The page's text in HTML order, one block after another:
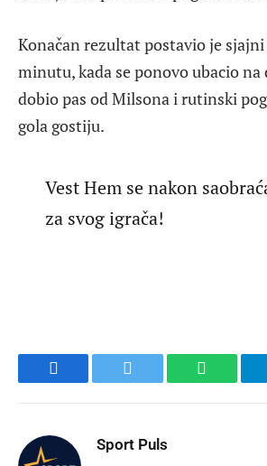
Konačan rezultat postavio je
minutu, kada se ponovo ubacio
dobio pas od Milsona i rutinski
gola gostiju.
Vest Hem se nakon
za svog igrača!
Facebook Twitter
Sport Puls